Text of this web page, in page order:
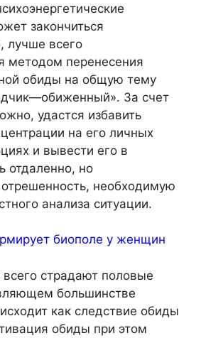
закончиться
лучше всего
методом перенесения
обиды на общую тему
За счет
удастся избавить
на его личных
и вывести его в
отдаленно, но
необходимую
анализа ситуации.
биополе у женщин
страдают половые
большинстве
как следствие обиды
обиды при этом